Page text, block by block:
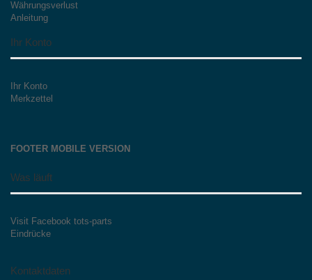
Währungsverlust
Anleitung
Ihr Konto
Ihr Konto
Merkzettel
FOOTER MOBILE VERSION
Was läuft
Visit Facebook tots-parts
Eindrücke
Kontaktdaten